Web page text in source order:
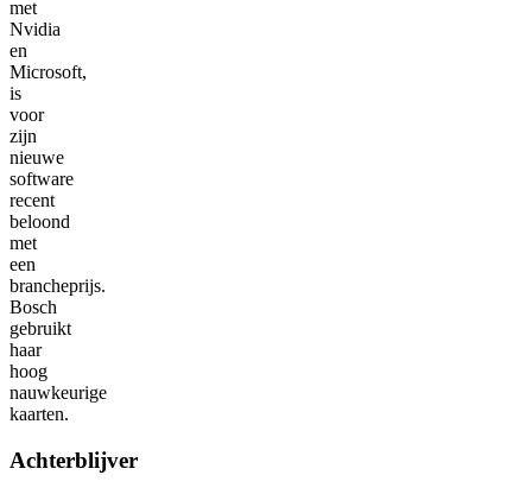
met
Nvidia
en
Microsoft,
is
voor
zijn
nieuwe
software
recent
beloond
met
een
brancheprijs.
Bosch
gebruikt
haar
hoog
nauwkeurige
kaarten.
Achterblijver